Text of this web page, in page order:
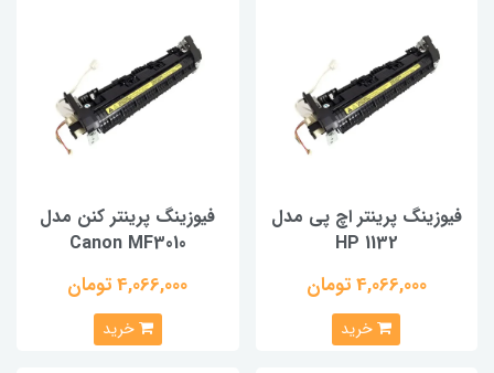
فیوزینگ پرینتر اچ پی مدل
HP 1132
4,066,000 تومان
خرید
فیوزینگ پرینتر کنن مدل
Canon MF3010
4,066,000 تومان
خرید